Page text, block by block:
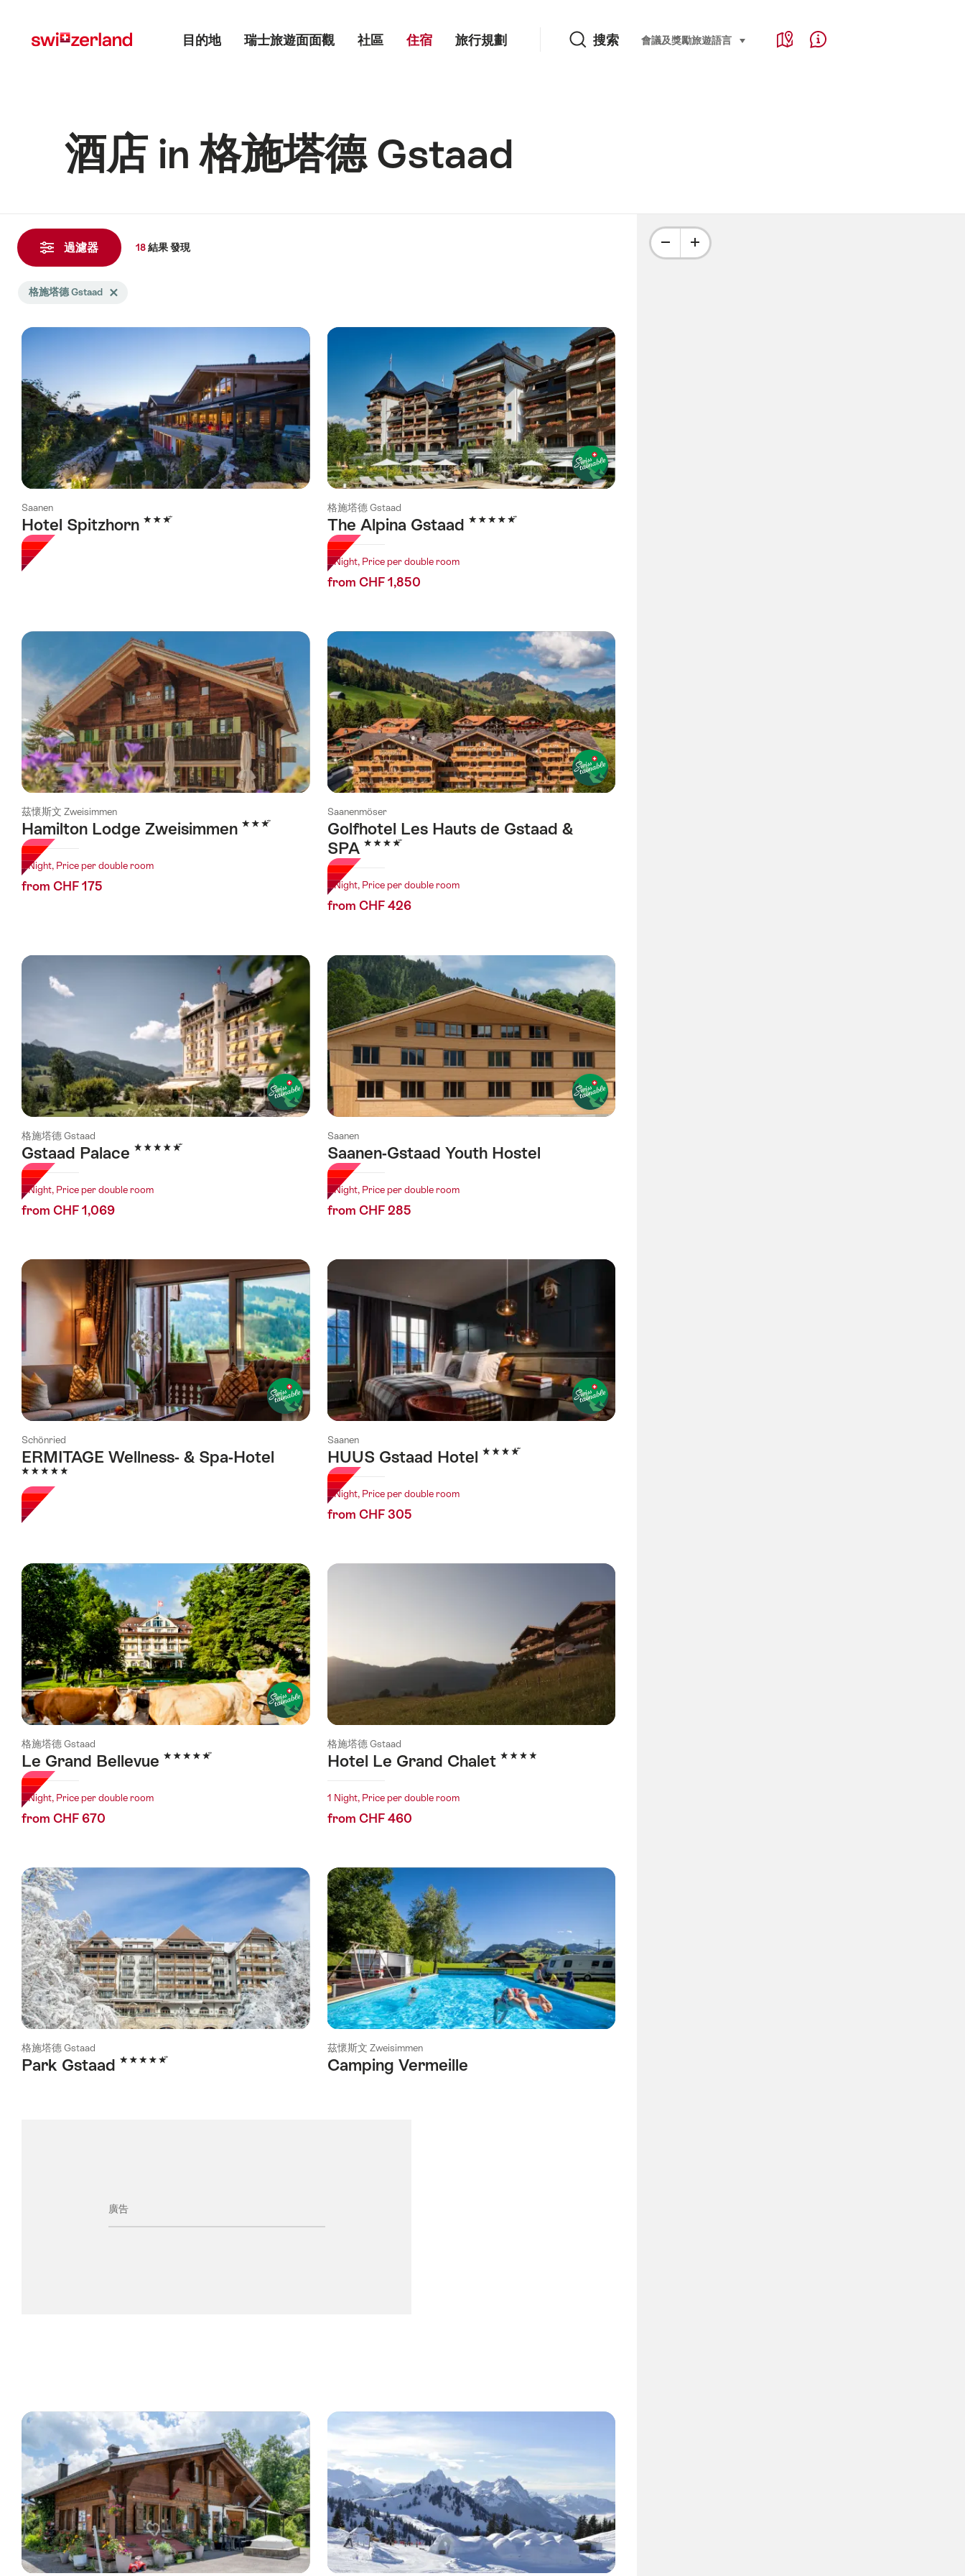
myswitzerland.com
目的地 瑞士旅遊面面觀 社區 住宿 旅行規劃 搜索 Language, region and important links
會議及獎勵旅遊語言 select (click to display)
Map Help & Contact
酒店 in 格施塔德 Gstaad
過濾器 18結果發現
Search
using
tags
格施塔德 GstaadDelete 格施塔德 Gstaad tag
Saanen
Hotel Spitzhorn 3 Stars
格施塔德 Gstaad
The Alpina Gstaad 5 Stars
1 Night, Price per double room
from CHF 1,850
茲懷斯文 Zweisimmen
Hamilton Lodge Zweisimmen 3 Stars
1 Night, Price per double room
from CHF 175
Saanenmöser
Golfhotel Les Hauts de Gstaad &
SPA 4 Stars
1 Night, Price per double room
from CHF 426
格施塔德 Gstaad
Gstaad Palace 5 Stars
1 Night, Price per double room
from CHF 1,069
Saanen
Saanen-Gstaad Youth Hostel
1 Night, Price per double room
from CHF 285
Schönried
ERMITAGE Wellness- & Spa-Hotel
5 Stars
Saanen
HUUS Gstaad Hotel 4 Stars
1 Night, Price per double room
from CHF 305
格施塔德 Gstaad
Le Grand Bellevue 5 Stars
1 Night, Price per double room
from CHF 670
格施塔德 Gstaad
Hotel Le Grand Chalet 4 Stars
1 Night, Price per double room
from CHF 460
格施塔德 Gstaad
Park Gstaad 5 Stars
茲懷斯文 Zweisimmen
Camping Vermeille
廣告